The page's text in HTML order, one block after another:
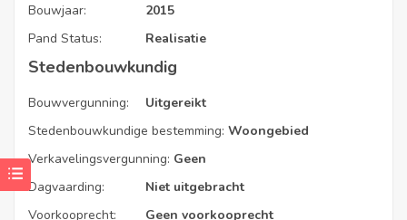
Bouwjaar:
2015
Pand Status:
Realisatie
Stedenbouwkundig
Bouwvergunning:
Uitgereikt
Stedenbouwkundige bestemming: Woongebied
Verkavelingsvergunning: Geen
Dagvaarding:
Niet uitgebracht
Voorkooprecht:
Geen voorkooprecht